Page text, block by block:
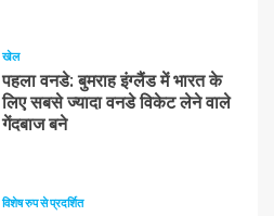
खेल
पहला वनडे: बुमराह इंग्लैंड में भारत के
लिए सबसे ज्यादा वनडे विकेट लेने वाले
गेंदबाज बने
विशेष रुप से प्रदर्शित